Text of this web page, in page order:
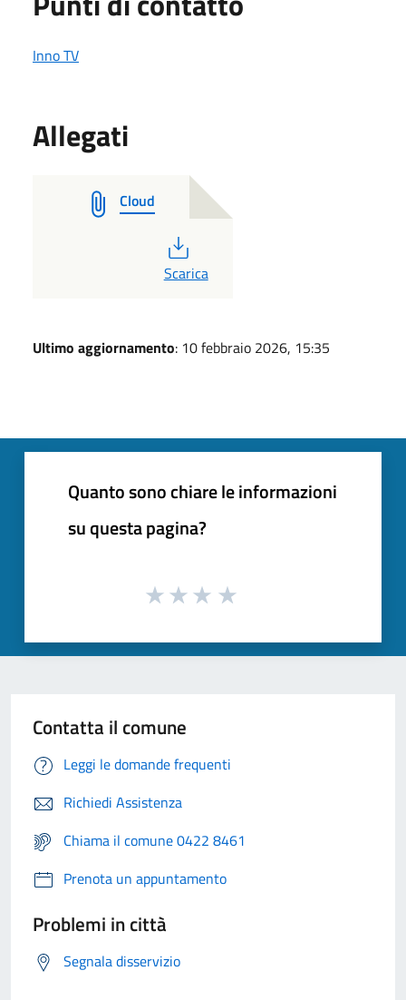
Inno TV
Allegati
Cloud
PDF
Scarica
Ultimo aggiornamento: 10 febbraio 2026, 15:35
Quanto sono chiare le informazioni
su questa pagina?
Contatta il comune
Leggi le domande frequenti
Richiedi Assistenza
Chiama il comune 0422 8461
Prenota un appuntamento
Problemi in città
Segnala disservizio